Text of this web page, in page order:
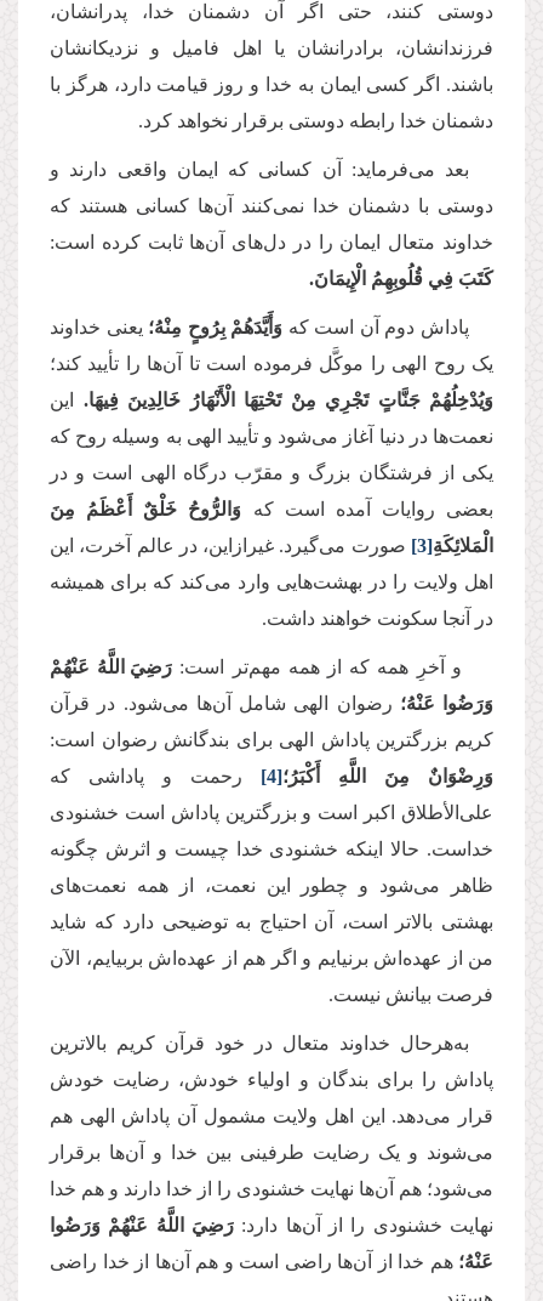
دوستی کنند، حتی اگر آن دشمنان خدا، پدرانشان،
فرزندانشان، برادرانشان یا اهل فامیل و نزدیکانشان
باشند. اگر کسی ایمان به خدا و روز قیامت دارد، هرگز با
دشمنان خدا رابطه دوستی برقرار نخواهد کرد.
بعد می‌فرماید: آن کسانی که ایمان واقعی دارند و
دوستی با دشمنان خدا نمی‌کنند آن‌ها کسانی هستند که
خداوند متعال ایمان را در دل‌های آن‌ها ثابت کرده است:
كَتَبَ فِي قُلُوبِهِمُ الْإِيمَانَ.
پاداش دوم آن است که وَأَيَّدَهُمْ بِرُوحٍ مِنْهُ؛ یعنی خداوند
یک روح الهی را موکَّل فرموده است تا آن‌ها را تأیید کند؛
وَيُدْخِلُهُمْ جَنَّاتٍ تَجْرِي مِنْ تَحْتِهَا الْأَنْهَارُ خَالِدِينَ فِيهَا.
این
نعمت‌ها در دنیا آغاز می‌شود و تأیید الهی به وسیله روح که
یکی از فرشتگان بزرگ و مقرّب درگاه الهی است و در
بعضی روایات آمده است که وَالرُّوحُ خَلْقٌ أَعْظَمُ مِنَ
الْمَلائِکَةِ[3] صورت می‌گیرد. غیرازاین، در عالم آخرت، این
اهل ولایت را در بهشت‌هایی وارد می‌کند که برای همیشه
در آنجا سکونت خواهند داشت.
و آخرِ همه که از همه مهم‌تر است: رَضِيَ اللَّهُ عَنْهُمْ
وَرَضُوا عَنْهُ؛ رضوان الهی شامل آن‌ها می‌شود. در قرآن
کریم بزرگترین پاداش الهی برای بندگانش رضوان است:
وَرِضْوَانٌ مِنَ اللَّهِ أَكْبَرُ؛[4] رحمت و پاداشی که
علی‌الأطلاق اکبر است و بزرگترین پاداش است خشنودی
خداست. حالا اینکه خشنودی خدا چیست و اثرش چگونه
ظاهر می‌شود و چطور این نعمت، از همه نعمت‌های
بهشتی بالاتر است، آن احتیاج به توضیحی دارد که شاید
من از عهده‌اش برنیایم و اگر هم از عهده‌اش بربیایم، الآن
فرصت بیانش نیست.
به‌هرحال خداوند متعال در خود قرآن کریم بالاترین
پاداش را برای بندگان و اولیاء خودش، رضایت خودش
قرار می‌دهد. این اهل ولایت مشمول آن پاداش الهی هم
می‌شوند و یک رضایت طرفینی بین خدا و آن‌ها برقرار
می‌شود؛ هم آن‌ها نهایت خشنودی را از خدا دارند و هم خدا
نهایت خشنودی را از آن‌ها دارد: رَضِيَ اللَّهُ عَنْهُمْ وَرَضُوا
عَنْهُ؛ هم خدا از آن‌ها راضی است و هم آن‌ها از خدا راضی